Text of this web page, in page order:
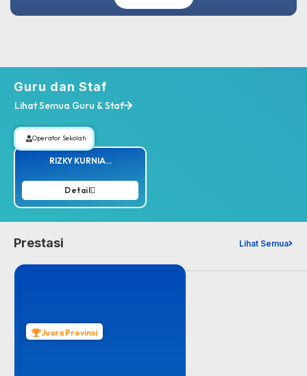
Guru dan Staf
Lihat Semua Guru & Staf
RIZKY KURNIA...
Detail
Operator Sekolah
Prestasi Lihat Semua
Juara Provinsi